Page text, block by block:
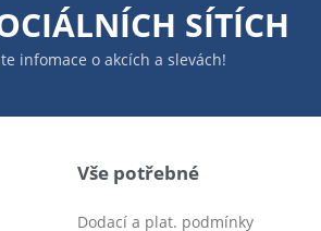
SÍTÍCH
infomace o akcích a slevách!
Vše potřebné
Dodací a plat. podmínky